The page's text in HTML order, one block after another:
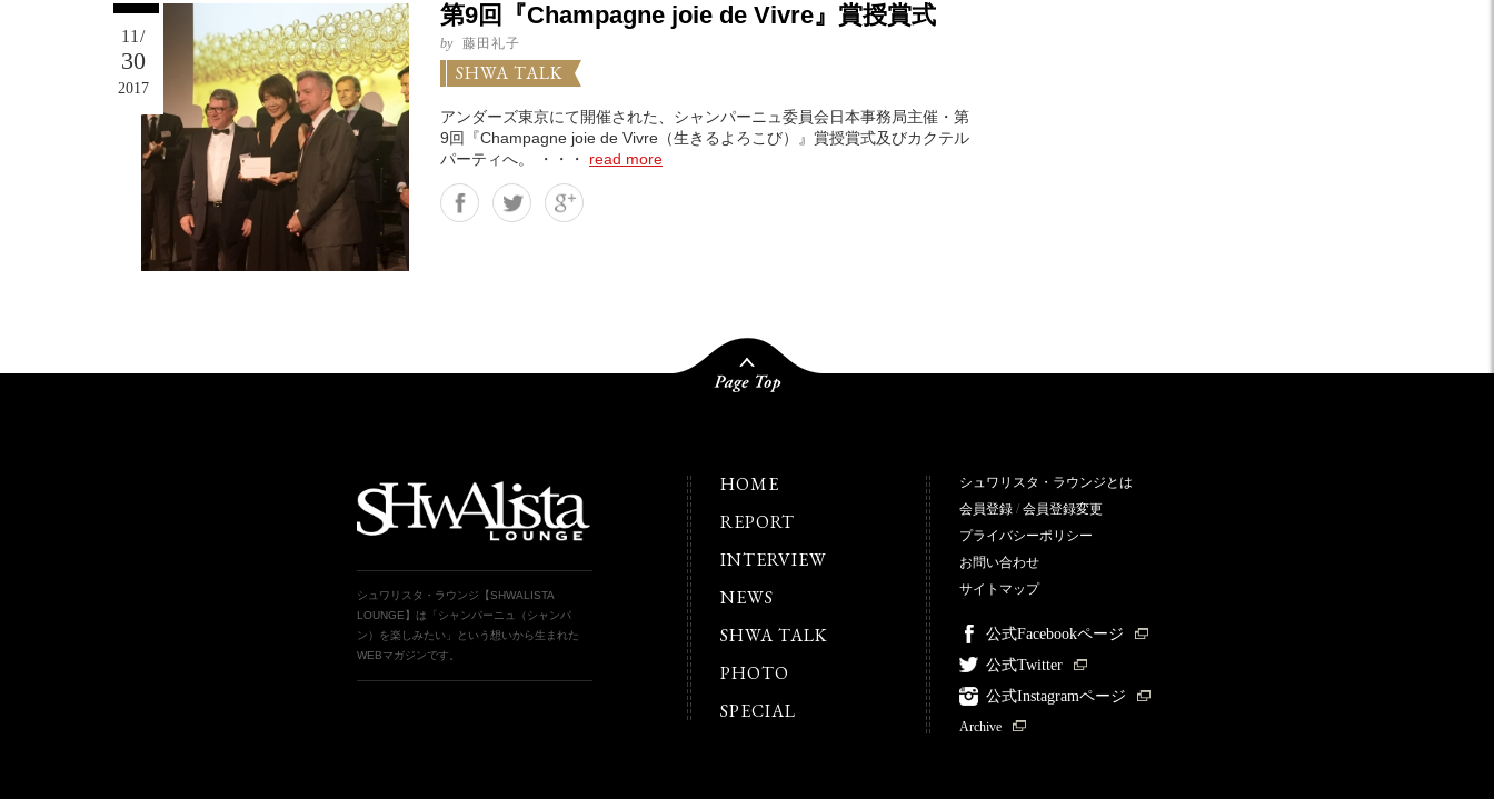
11/
30
2017
第9回『Champagne joie de Vivre』賞授賞式
by 藤田礼子
SHWA TALK
アンダーズ東京にて開催された、シャンパーニュ委員会日本事務局主催・第
9回『Champagne joie de Vivre（生きるよろこび）』賞授賞式及びカクテル
パーティへ。 ・・・ read more
Twitter Google+
シュワリスタ・ラウンジ【SHWALISTA
LOUNGE】は「シャンパーニュ（シャンパ
ン）を楽しみたい」という想いから生まれた
WEBマガジンです。
HOME
REPORT
INTERVIEW
NEWS
SHWA TALK
PHOTO
SPECIAL
シュワリスタ・ラウンジとは
会員登録 / 会員登録変更
プライバシーポリシー
お問い合わせ
サイトマップ
公式Facebookページ
公式Twitter
公式Instagramページ
Archive